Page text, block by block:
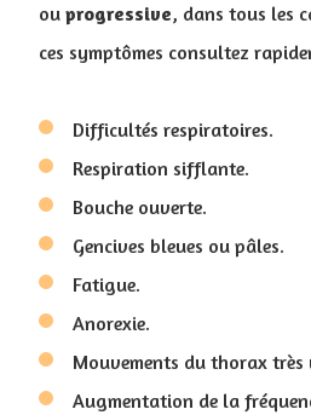
ou progressive, dans tous les
ces symptômes consultez
Difficultés respiratoires.
Respiration sifflante.
Bouche ouverte.
Gencives bleues ou pâles.
Fatigue.
Anorexie.
Mouvements du thorax très
Augmentation de la